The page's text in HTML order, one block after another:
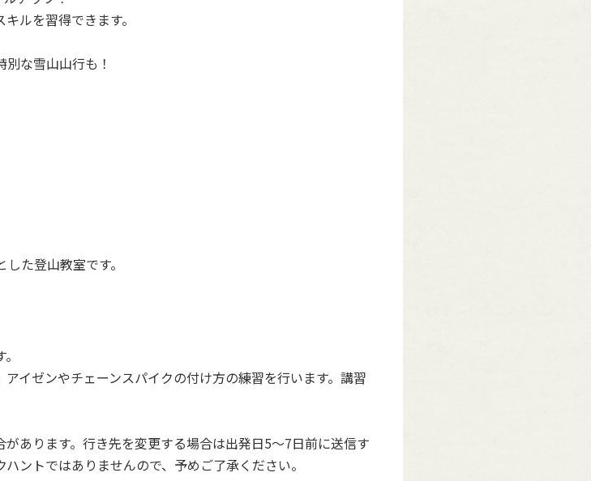
ルを習得できます。
な雪山山行も！
た登山教室です。
イゼンやチェーンスパイクの付け方の練習を行います。講習
あります。行き先を変更する場合は出発日5～7日前に送信す
ハントではありませんので、予めご了承ください。